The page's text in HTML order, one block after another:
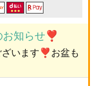
お知らせ❣️
ざいます❣️お盆も